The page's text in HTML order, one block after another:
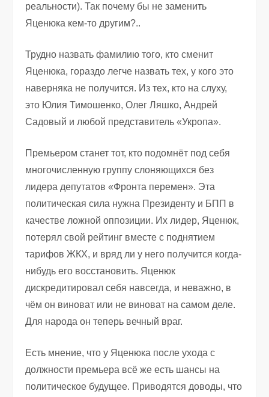
реальности). Так почему бы не заменить
Яценюка кем-то другим?..
Трудно назвать фамилию того, кто сменит
Яценюка, гораздо легче назвать тех, у кого это
наверняка не получится. Из тех, кто на слуху,
это Юлия Тимошенко, Олег Ляшко, Андрей
Садовый и любой представитель «Укропа».
Премьером станет тот, кто подомнёт под себя
многочисленную группу слоняющихся без
лидера депутатов «Фронта перемен». Эта
политическая сила нужна Президенту и БПП в
качестве ложной оппозиции. Их лидер, Яценюк,
потерял свой рейтинг вместе с поднятием
тарифов ЖКХ, и вряд ли у него получится когда-
нибудь его восстановить. Яценюк
дискредитировал себя навсегда, и неважно, в
чём он виноват или не виноват на самом деле.
Для народа он теперь вечный враг.
Есть мнение, что у Яценюка после ухода с
должности премьера всё же есть шансы на
политическое будущее. Приводятся доводы, что